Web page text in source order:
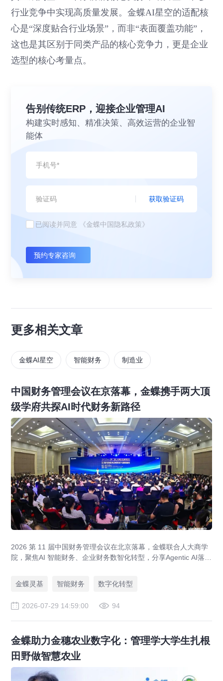
行业竞争中实现高质量发展。金蝶AI星空的适配核
心是“深度贴合行业场景”，而非“表面覆盖功能”，
这也是其区别于同类产品的核心竞争力，更是企业
选型的核心考量点。
告别传统ERP，迎接企业管理AI
构建实时感知、精准决策、高效运营的企业智
能体
获取验证码
已阅读并同意 《金蝶中国隐私政策》
预约专家咨询
更多相关文章
金蝶AI星空 智能财务 制造业
中国财务管理会议在京落幕，金蝶携手两大顶
级学府共探AI时代财务新路径
2026 第 11 届中国财务管理会议在北京落幕，金蝶联合人大商学
院，聚焦AI 智能财务、企业财务数智化转型，分享Agentic AI落
全新模式。
金蝶灵基 智能财务 数字化转型
2026-07-29 14:59:00 94
金蝶助力金穗农业数字化：管理学大学生扎根
田野做智慧农业